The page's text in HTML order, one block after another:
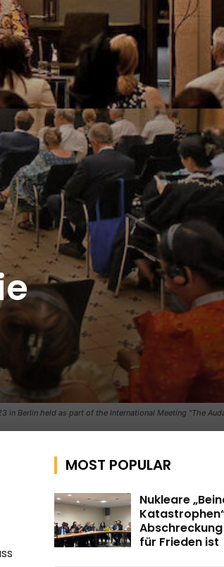
in Berlin held as part of the International Meeting "The
MOST POPULAR
Nukleare
für Frieden ist